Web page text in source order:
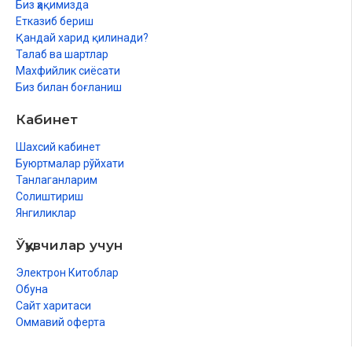
Ҳомиласи тушган аёл
Учинчи халифа даврида
Халифаликка сайланишлари
Янги халифанинг сифатлари
Ҳазрати Алининг либослари
Таом
Таваккул
Илм
Зикр
Қозилик
Сахийлик
Адолат
Халифаликдаги ишлари
Биринчи иш
Изтиробнинг бошланиши
Туя ҳодисаси
Куфада
Сиффийн
Биз ҳақимизда
Етказиб бериш
Қандай харид қилинади?
Талаб ва шартлар
Махфийлик сиёсати
Биз билан боғланиш
Кабинет
Шахсий кабинет
Буюртмалар рўйхати
Танлаганларим
Солиштириш
Янгиликлар
Ўқувчилар учун
Электрон Китоблар
Обуна
Сайт харитаси
Оммавий оферта